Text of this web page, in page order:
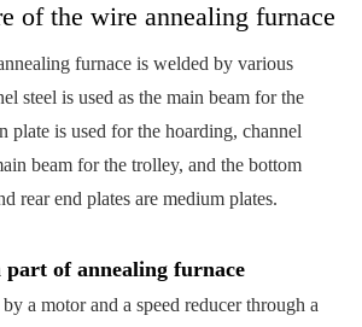
of the wire annealing furnace
furnace is welded by various
steel is used as the main beam for the
plate is used for the hoarding, channel
beam for the trolley, and the bottom
rear end plates are medium plates.
part of annealing furnace
a motor and a speed reducer through a